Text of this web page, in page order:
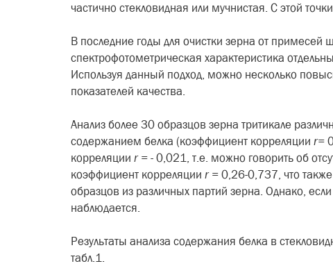
частично стекловидная или муч­нистая. С этой
В последние годы для очистки зерна от
спектрофотометрическая характеристика
Используя данный подход, можно несколько
показателей качества.
Анализ более 30 образцов зерна тритикале
содержанием белка (коэф­фициент корреляции r=
корреляции r= -0,021, т.е. можно говорить об
коэффи­циент корреляции r=0,26-0,737, что также
образцов из различных пар­тий зерна. Однако,
наблюдается.
Результаты анализа содержания белка в
табл.1.